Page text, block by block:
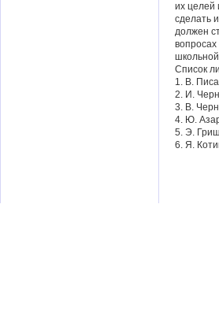
их целей
сделать
должен
вопросах
школьной
Список
1. В.
2. И.
3. В.
4. Ю.
5. Э.
6. Я.